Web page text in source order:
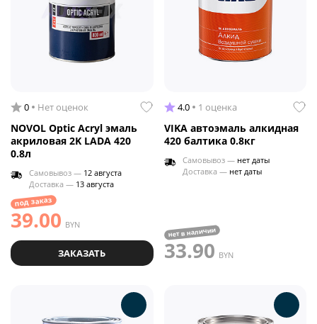
0 Нет оценок
NOVOL Optic Acryl эмаль
акриловая 2K LADA 420
0.8л
Самовывоз — 12 августа
Доставка — 13 августа
под заказ
39.00 BYN
ЗАКАЗАТЬ
4.0 1 оценка
VIKA автоэмаль алкидная
420 балтика 0.8кг
Самовывоз — нет даты
Доставка — нет даты
нет в наличии
33.90 BYN